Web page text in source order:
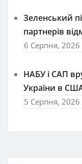
Зеленський
партнерів
6 Серпня, 2026
НАБУ і САП
України в
5 Серпня, 2026